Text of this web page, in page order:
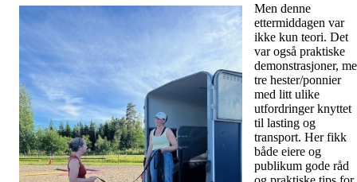
Men denne
ettermiddagen var
ikke kun teori. Det
var også praktiske
demonstrasjoner,
tre hester/ponnier
med litt ulike
utfordringer knyttet
til lasting og
transport. Her fikk
både eiere og
publikum gode råd